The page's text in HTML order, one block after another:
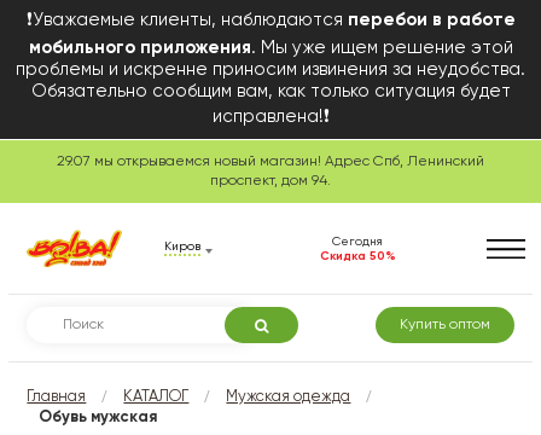
❗Уважаемые клиенты, наблюдаются перебои в работе
мобильного приложения. Мы уже ищем решение этой
проблемы и искренне приносим извинения за неудобства.
Обязательно сообщим вам, как только ситуация будет
исправлена!❗
29.07 мы открываемся новый магазин! Адрес Спб, Ленинский
проспект, дом 94.
Киров
Сегодня
Скидка 50%
Купить оптом
Главная / КАТАЛОГ / Мужская одежда /
Обувь мужская